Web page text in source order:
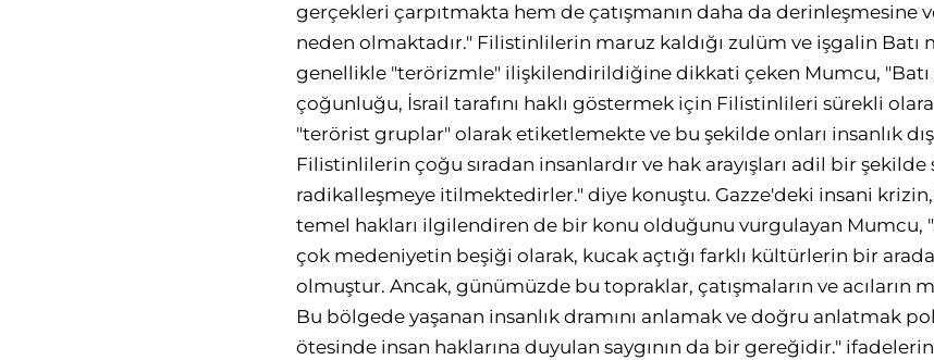
gerçekleri çarpıtmakta hem de çatışmanın daha da derinleşmesine
neden olmaktadır." Filistinlilerin maruz kaldığı zulüm ve işgalin Batı
genellikle "terörizmle" ilişkilendirildiğine dikkati çeken Mumcu, "Batı
çoğunluğu, İsrail tarafını haklı göstermek için Filistinlileri sürekli
"terörist gruplar" olarak etiketlemekte ve bu şekilde onları insanlık
Filistinlilerin çoğu sıradan insanlardır ve hak arayışları adil bir şekilde
radikalleşmeye itilmektedirler." diye konuştu. Gazze'deki insani
temel hakları ilgilendiren de bir konu olduğunu vurgulayan Mumcu,
çok medeniyetin beşiği olarak, kucak açtığı farklı kültürlerin bir
olmuştur. Ancak, günümüzde bu topraklar, çatışmaların ve acıların
Bu bölgede yaşanan insanlık dramını anlamak ve doğru anlatmak
ötesinde insan haklarına duyulan saygının da bir gereğidir."